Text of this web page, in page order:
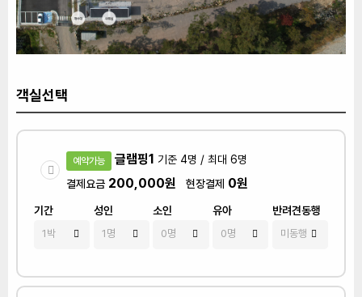
객실선택
예약가능 글램핑1 기준 4명 / 최대 6명
결제요금 200,000원 현장결제 0원
기간 성인 소인 유아 반려견동행